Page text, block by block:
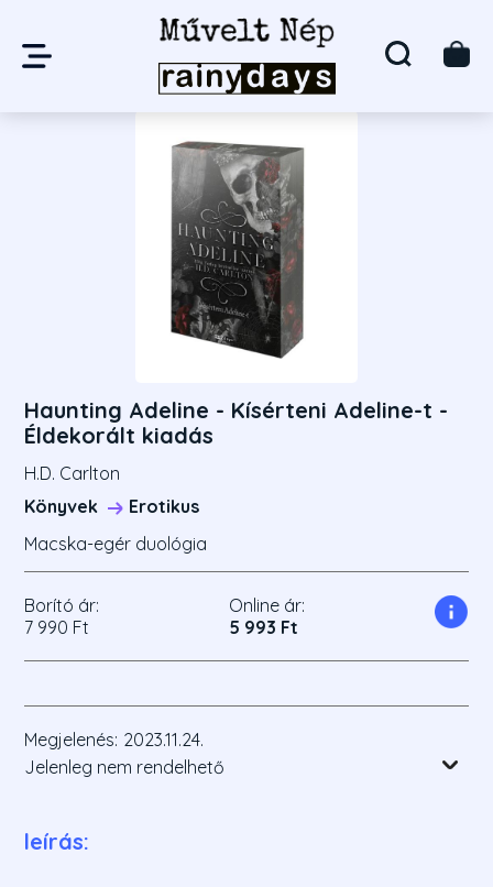
Haunting Adeline - Kísérteni Adeline-t -
Éldekorált kiadás
H.D. Carlton
Könyvek
Erotikus
Macska-egér duológia
Borító ár:
7 990 Ft
Online ár:
5 993 Ft
Megjelenés: 2023.11.24.
Jelenleg nem rendelhető
leírás: